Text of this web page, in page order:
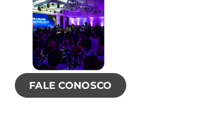
FALE CONOSCO